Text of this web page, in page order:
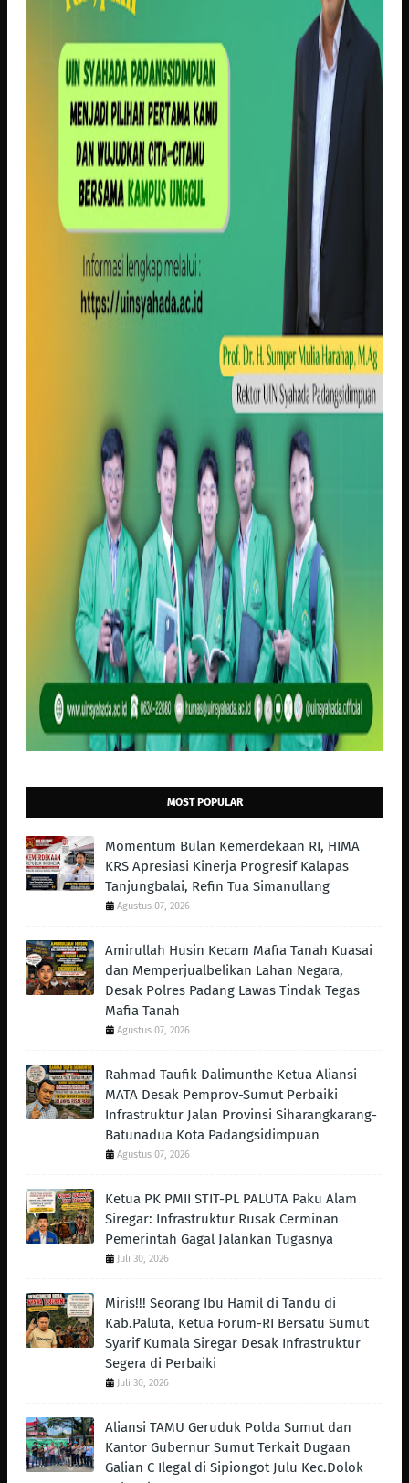
MOST POPULAR
Momentum Bulan Kemerdekaan RI, HIMA
KRS Apresiasi Kinerja Progresif Kalapas
Tanjungbalai, Refin Tua Simanullang
Agustus 07, 2026
Amirullah Husin Kecam Mafia Tanah Kuasai
dan Memperjualbelikan Lahan Negara,
Desak Polres Padang Lawas Tindak Tegas
Mafia Tanah
Agustus 07, 2026
Rahmad Taufik Dalimunthe Ketua Aliansi
MATA Desak Pemprov-Sumut Perbaiki
Infrastruktur Jalan Provinsi Siharangkarang-
Batunadua Kota Padangsidimpuan
Agustus 07, 2026
Ketua PK PMII STIT-PL PALUTA Paku Alam
Siregar: Infrastruktur Rusak Cerminan
Pemerintah Gagal Jalankan Tugasnya
Juli 30, 2026
Miris!!! Seorang Ibu Hamil di Tandu di
Kab.Paluta, Ketua Forum-RI Bersatu Sumut
Syarif Kumala Siregar Desak Infrastruktur
Segera di Perbaiki
Juli 30, 2026
Aliansi TAMU Geruduk Polda Sumut dan
Kantor Gubernur Sumut Terkait Dugaan
Galian C Ilegal di Sipiongot Julu Kec.Dolok